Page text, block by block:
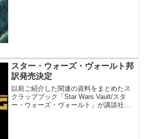
スター・ウォーズ・ヴォールト邦
訳発売決定
以前ご紹介した関連の資料をまとめたス
クラップブック「Star Wars Vault/スタ
ー・ウォーズ・ヴォールト」が講談社よ